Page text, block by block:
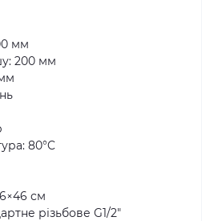
мм
200 мм
80°C
см
різьбове G1/2"